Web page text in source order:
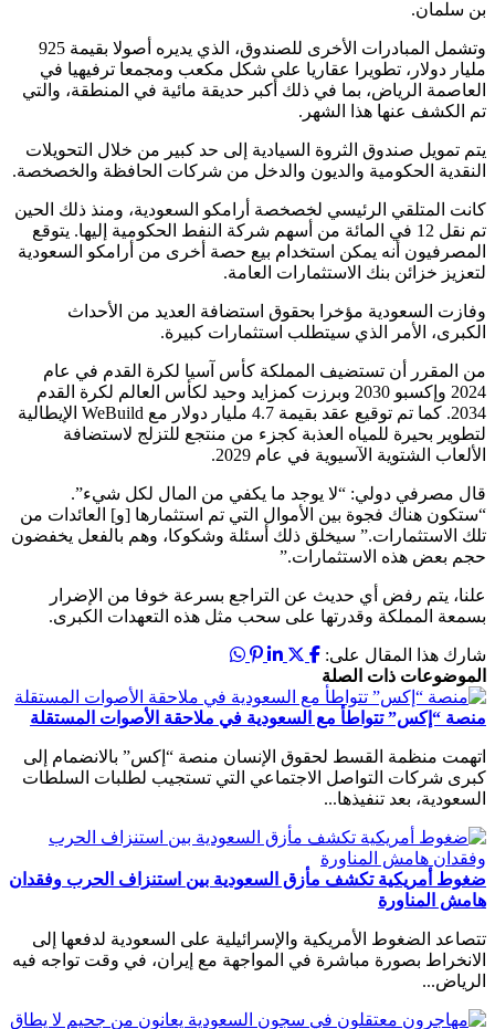
بن سلمان.
وتشمل المبادرات الأخرى للصندوق، الذي يديره أصولا بقيمة 925
مليار دولار، تطويرا عقاريا على شكل مكعب ومجمعا ترفيهيا في
العاصمة الرياض، بما في ذلك أكبر حديقة مائية في المنطقة، والتي
تم الكشف عنها هذا الشهر.
يتم تمويل صندوق الثروة السيادية إلى حد كبير من خلال التحويلات
النقدية الحكومية والديون والدخل من شركات الحافظة والخصخصة.
كانت المتلقي الرئيسي لخصخصة أرامكو السعودية، ومنذ ذلك الحين
تم نقل 12 في المائة من أسهم شركة النفط الحكومية إليها. يتوقع
المصرفيون أنه يمكن استخدام بيع حصة أخرى من أرامكو السعودية
لتعزيز خزائن بنك الاستثمارات العامة.
وفازت السعودية مؤخرا بحقوق استضافة العديد من الأحداث
الكبرى، الأمر الذي سيتطلب استثمارات كبيرة.
من المقرر أن تستضيف المملكة كأس آسيا لكرة القدم في عام
2024 وإكسبو 2030 وبرزت كمزايد وحيد لكأس العالم لكرة القدم
2034. كما تم توقيع عقد بقيمة 4.7 مليار دولار مع WeBuild الإيطالية
لتطوير بحيرة للمياه العذبة كجزء من منتجع للتزلج لاستضافة
الألعاب الشتوية الآسيوية في عام 2029.
قال مصرفي دولي: “لا يوجد ما يكفي من المال لكل شيء”.
“ستكون هناك فجوة بين الأموال التي تم استثمارها [و] العائدات من
تلك الاستثمارات.” سيخلق ذلك أسئلة وشكوكا، وهم بالفعل يخفضون
حجم بعض هذه الاستثمارات.”
علنا، يتم رفض أي حديث عن التراجع بسرعة خوفا من الإضرار
بسمعة المملكة وقدرتها على سحب مثل هذه التعهدات الكبرى.
شارك هذا المقال على:
الموضوعات ذات الصلة
منصة “إكس” تتواطأ مع السعودية في ملاحقة الأصوات المستقلة
اتهمت منظمة القسط لحقوق الإنسان منصة “إكس” بالانضمام إلى
كبرى شركات التواصل الاجتماعي التي تستجيب لطلبات السلطات
السعودية، بعد تنفيذها...
ضغوط أمريكية تكشف مأزق السعودية بين استنزاف الحرب وفقدان
هامش المناورة
تتصاعد الضغوط الأمريكية والإسرائيلية على السعودية لدفعها إلى
الانخراط بصورة مباشرة في المواجهة مع إيران، في وقت تواجه فيه
الرياض...